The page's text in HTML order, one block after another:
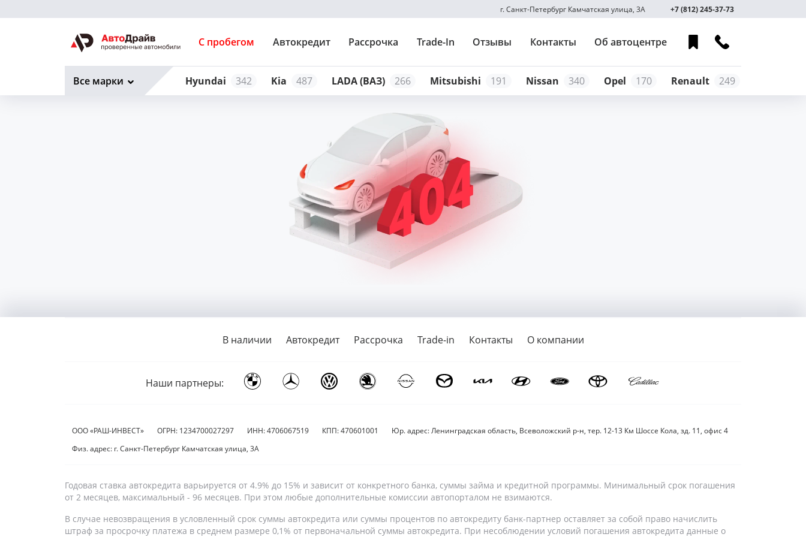
г. Санкт-Петербург Камчатская улица, 3А +7 (812) 245-37-73
С пробегом Автокредит Рассрочка Trade-In Отзывы Контакты Об автоцентре
Hyundai 342 Kia 487 LADA (ВАЗ) 266 Mitsubishi 191 Nissan 340 Opel 170 Renault 249
Все марки
В наличии Автокредит Рассрочка Trade-in Контакты О компании
Наши партнеры:
ООО «РАШ-ИНВЕСТ» ОГРН: 1234700027297 ИНН: 4706067519 КПП: 470601001
Юр. адрес: Ленинградская область, Всеволожский р-н, тер. 12-13 Км Шоссе Кола, зд. 11, офис 4
Физ. адрес: г. Санкт-Петербург Камчатская улица, 3А
Годовая ставка автокредита варьируется от 4.9% до 15% и зависит от конкретного банка, суммы займа и кредитной программы. Минимальный срок погашения
от 2 месяцев, максимальный - 96 месяцев. При этом любые дополнительные комиссии автопорталом не взимаются.
В случае невозвращения в условленный срок суммы автокредита или суммы процентов по автокредиту банк-партнер оставляет за собой право начислить
штраф за просрочку платежа в среднем размере 0,1% от первоначальной суммы автокредита. При несоблюдении условий погашения автокредита данные о